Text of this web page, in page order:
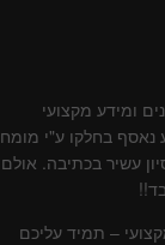
ומידע מקצועי
נאסף בחלקו ע"י
עשיר בכתיבה. אולם
– תמיד עליכם